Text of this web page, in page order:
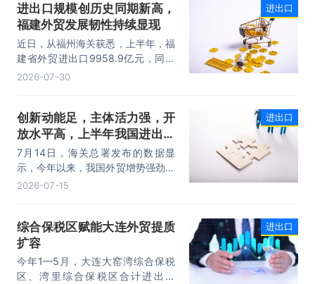
品为代表的高附加值产品出口占比显
著提升，成为外贸提质增效的核心引
擎，为加快建设贸易强国注入了强劲
动力。
进出口规模创历史同期新高，
福建外贸发展韧性持续显现
近日，从福州海关获悉，上半年，福
建省外贸进出口9958.9亿元，同比
增长8.2%。其中，出口5740.1亿
进口规模均创历史同期新高，外贸运
行呈现“稳中有进，进中提质”的良好
态势。
2026-07-30
进出口
创新动能足，主体活力强，开
放水平高，上半年我国进出口
规模首次突破25万亿元
7月14日，海关总署发布的数据显
示，今年以来，我国外贸增势强劲、
走势稳健。据海关统计，今年上半
14.73万亿元，增长13.4%，进口
10.74万亿元，增长22.1%。
2026-07-15
进出口
综合保税区赋能大连外贸提质
扩容
今年1—5月，大连大窑湾综合保税
区、湾里综合保税区合计进出口
进出口